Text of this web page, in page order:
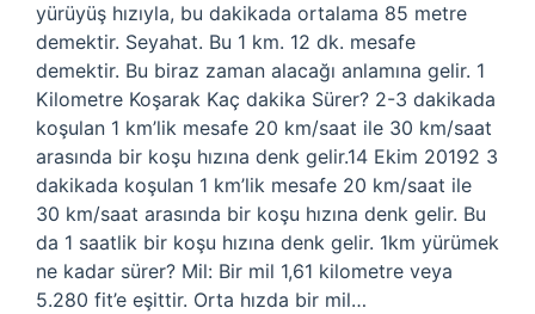
yürüyüş hızıyla, bu dakikada ortalama 85 metre
demektir. Seyahat. Bu 1 km. 12 dk. mesafe
demektir. Bu biraz zaman alacağı anlamına gelir. 1
Kilometre Koşarak Kaç dakika Sürer? 2-3 dakikada
koşulan 1 km’lik mesafe 20 km/saat ile 30 km/saat
arasında bir koşu hızına denk gelir.14 Ekim 20192 3
dakikada koşulan 1 km’lik mesafe 20 km/saat ile
30 km/saat arasında bir koşu hızına denk gelir. Bu
da 1 saatlik bir koşu hızına denk gelir. 1km yürümek
ne kadar sürer? Mil: Bir mil 1,61 kilometre veya
5.280 fit’e eşittir. Orta hızda bir mil…